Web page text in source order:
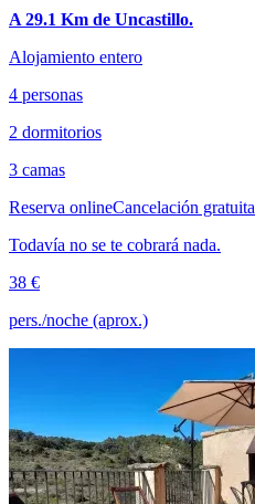
A 29.1 Km de Uncastillo.
Alojamiento entero
4 personas
2 dormitorios
3 camas
Reserva onlineCancelación gratuita
Todavía no se te cobrará nada.
38 €
pers./noche (aprox.)